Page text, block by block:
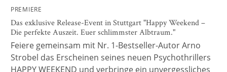
PREMIERE
Das exklusive Release-Event in Stuttgart "Happy Weekend –
Die perfekte Auszeit. Euer schlimmster Albtraum."
Feiere gemeinsam mit Nr. 1-Bestseller-Autor Arno
Strobel das Erscheinen seines neuen Psychothrillers
HAPPY WEEKEND und verbringe ein unvergessliches